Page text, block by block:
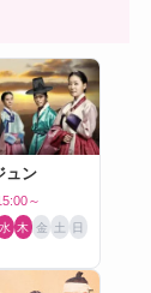
ュン
～
水 木 金 土 日